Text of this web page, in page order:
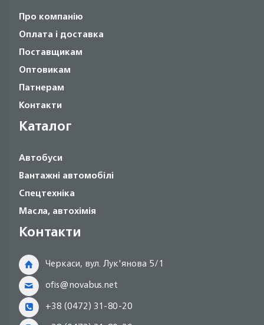
Про компанію
Оплата і доставка
Поставщикам
Оптовикам
Патнерам
Контакти
Каталог
Автобуси
Вантажні автомобілі
Спецтехніка
Масла, автохімія
Контакти
Черкаси, вул. Лук'янова 5/1
ofis@novabus.net
+38 (0472) 31-80-20